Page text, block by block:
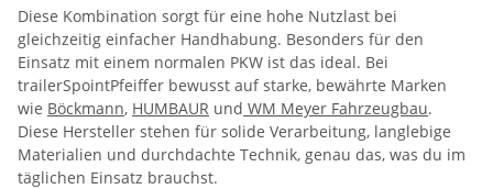
Diese Kombination sorgt für eine hohe Nutzlast bei
gleichzeitig einfacher Handhabung. Besonders für den
Einsatz mit einem normalen PKW ist das ideal. Bei
trailerSpointPfeiffer bewusst auf starke, bewährte Marken
wie Böckmann, HUMBAUR und WM Meyer Fahrzeugbau.
Diese Hersteller stehen für solide Verarbeitung, langlebige
Materialien und durchdachte Technik, genau das, was du im
täglichen Einsatz brauchst.